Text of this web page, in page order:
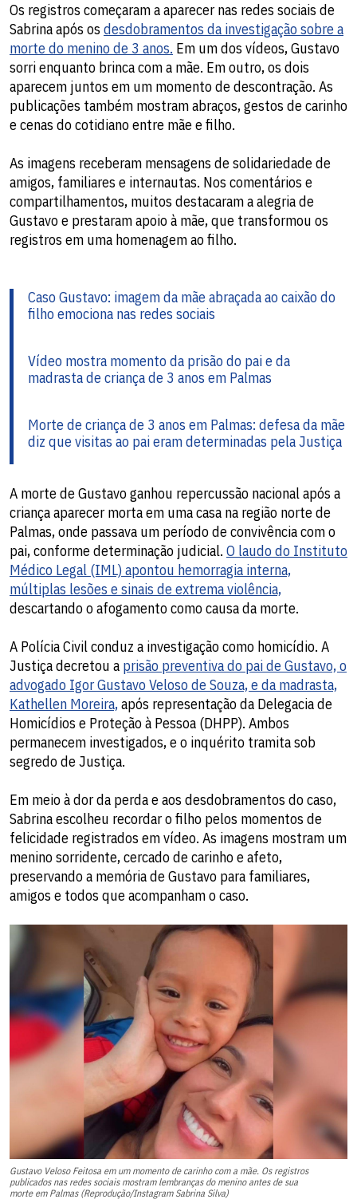
Os registros começaram a aparecer nas redes sociais de
Sabrina após os desdobramentos da investigação sobre a
morte do menino de 3 anos. Em um dos vídeos, Gustavo
sorri enquanto brinca com a mãe. Em outro, os dois
aparecem juntos em um momento de descontração. As
publicações também mostram abraços, gestos de carinho
e cenas do cotidiano entre mãe e filho.
As imagens receberam mensagens de solidariedade de
amigos, familiares e internautas. Nos comentários e
compartilhamentos, muitos destacaram a alegria de
Gustavo e prestaram apoio à mãe, que transformou os
registros em uma homenagem ao filho.
Caso Gustavo: imagem da mãe abraçada ao caixão do
filho emociona nas redes sociais
Vídeo mostra momento da prisão do pai e da
madrasta de criança de 3 anos em Palmas
Morte de criança de 3 anos em Palmas: defesa da mãe
diz que visitas ao pai eram determinadas pela Justiça
A morte de Gustavo ganhou repercussão nacional após a
criança aparecer morta em uma casa na região norte de
Palmas, onde passava um período de convivência com o
pai, conforme determinação judicial. O laudo do Instituto
Médico Legal (IML) apontou hemorragia interna,
múltiplas lesões e sinais de extrema violência,
descartando o afogamento como causa da morte.
A Polícia Civil conduz a investigação como homicídio. A
Justiça decretou a prisão preventiva do pai de Gustavo, o
advogado Igor Gustavo Veloso de Souza, e da madrasta,
Kathellen Moreira,após representação da Delegacia de
Homicídios e Proteção à Pessoa (DHPP). Ambos
permanecem investigados, e o inquérito tramita sob
segredo de Justiça.
Em meio à dor da perda e aos desdobramentos do caso,
Sabrina escolheu recordar o filho pelos momentos de
felicidade registrados em vídeo. As imagens mostram um
menino sorridente, cercado de carinho e afeto,
preservando a memória de Gustavo para familiares,
amigos e todos que acompanham o caso.
Gustavo Veloso Feitosa em um momento de carinho com a mãe. Os registros
publicados nas redes sociais mostram lembranças do menino antes de sua
morte em Palmas (Reprodução/Instagram Sabrina Silva)